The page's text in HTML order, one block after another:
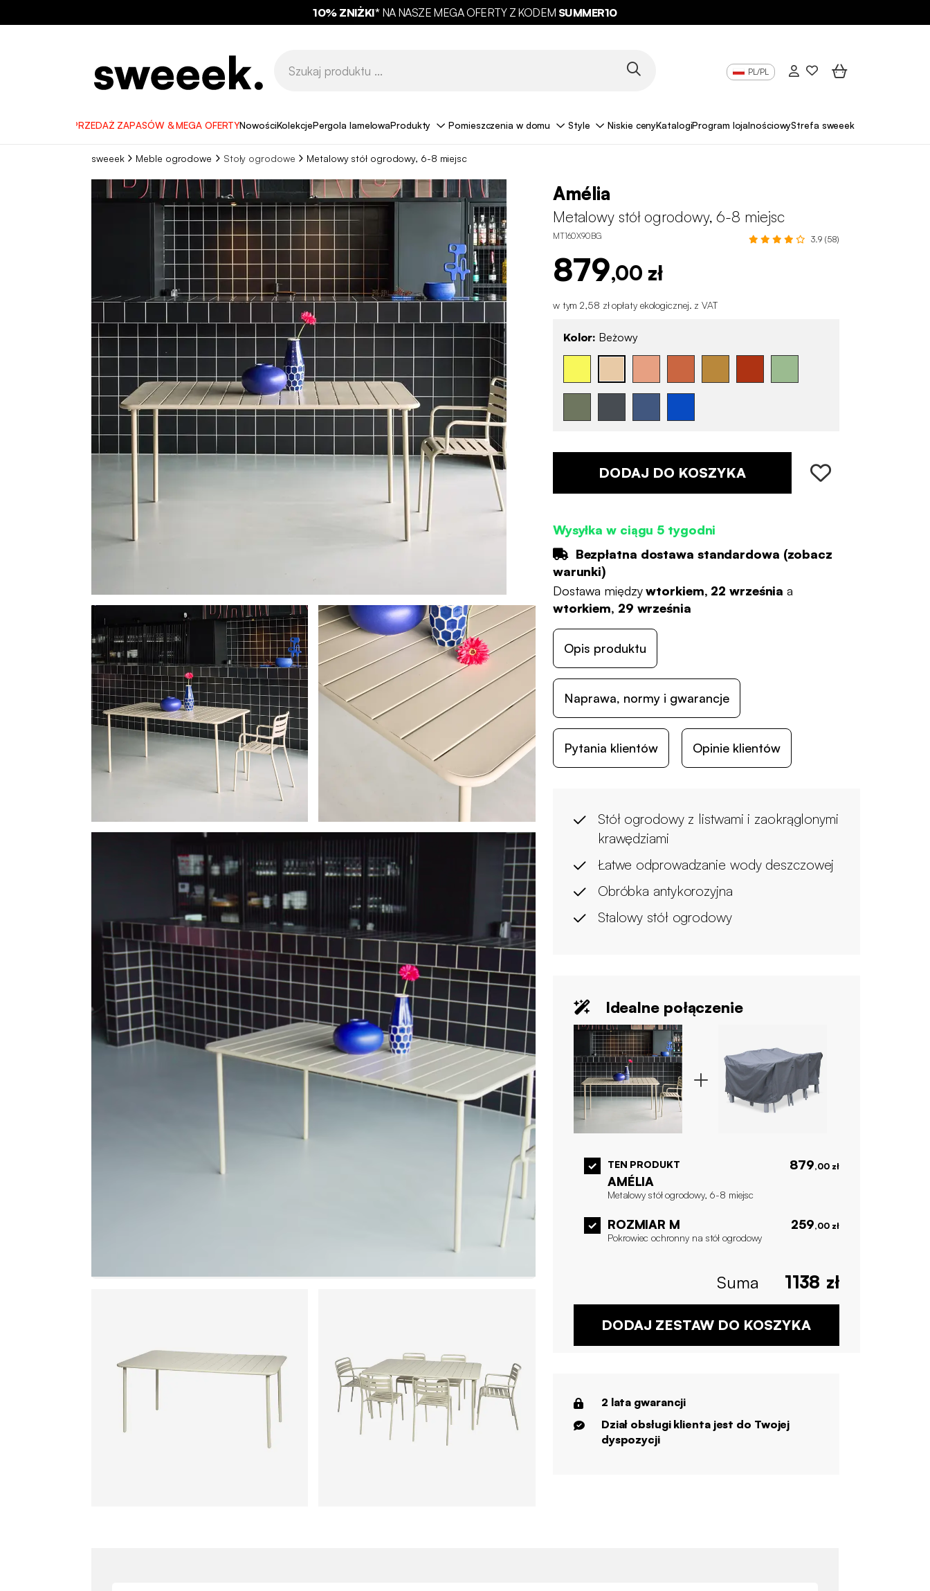
10% ZNIŻKI*NA NASZE MEGA OFERTY Z KODEM SUMMER10
PL/PL
WYPRZEDAŻ ZAPASÓW & MEGA OFERTYNowościKolekcjePergola lamelowaProdukty Pomieszczenia w domu Style Niskie cenyKatalogiProgram lojalnościowyStrefa sweeek Pro
sweeek Meble ogrodowe Stoły ogrodowe Metalowy stół ogrodowy, 6-8 miejsc
Amélia
Metalowy stół ogrodowy, 6-8 miejsc
MT160X90BG 3.9 (58)
879,00 zł
w tym 2,58 zł opłaty ekologicznej. z VAT
Kolor: Beżowy
DODAJ DO KOSZYKA
Wysyłka w ciągu 5 tygodni
Bezpłatna dostawa standardowa (zobacz
warunki)
Dostawa międzywtorkiem, 22 września a
wtorkiem, 29 września
Opis produktu
Naprawa, normy i gwarancje
Pytania klientów Opinie klientów
Stół ogrodowy z listwami i zaokrąglonymi
krawędziami
Łatwe odprowadzanie wody deszczowej
Obróbka antykorozyjna
Stalowy stół ogrodowy
Idealne połączenie
TEN PRODUKT
AMÉLIA
Metalowy stół ogrodowy, 6-8 miejsc
879,00 zł
ROZMIAR M
Pokrowiec ochronny na stół ogrodowy
259,00 zł
Suma 1138 zł
DODAJ ZESTAW DO KOSZYKA
2 lata gwarancji
Dział obsługi klienta jest do Twojej
dyspozycji